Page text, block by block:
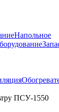
Напольное
ПСУ-1550